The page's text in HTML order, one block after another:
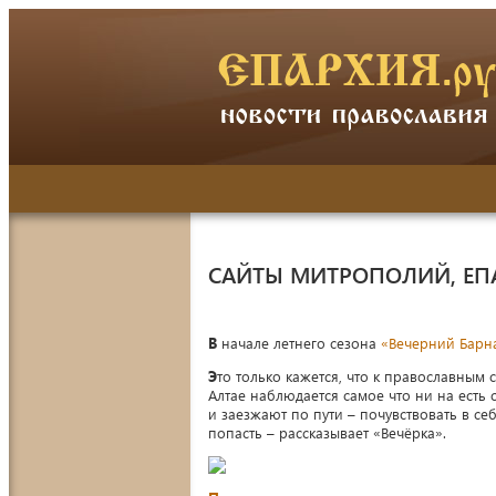
САЙТЫ МИТРОПОЛИЙ,
В начале летнего сезона «Вечерний
Это только кажется, что к
Алтае наблюдается самое что ни на
и заезжают по пути – почувствовать в
попасть – рассказывает «Вечёрка».